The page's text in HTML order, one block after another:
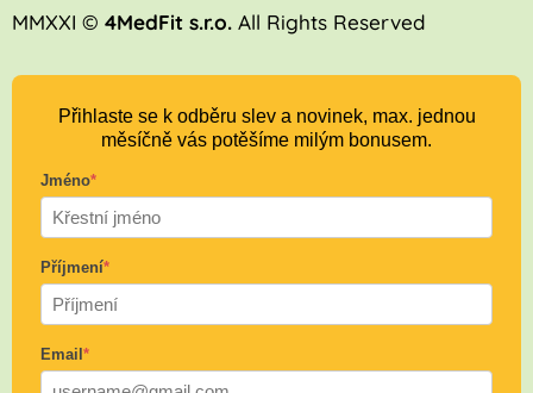
MMXXI © 4MedFit s.r.o. All Rights Reserved
Přihlaste se k odběru slev a novinek, max. jednou
měsíčně vás potěšíme milým bonusem.
Jméno*
Příjmení*
Email *